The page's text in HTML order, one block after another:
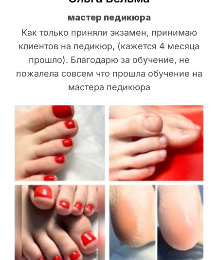
мастер педикюра
Как только приняли экзамен, принимаю
клиентов на педикюр, (кажется 4 месяца
прошло). Благодарю за обучение, не
пожалела совсем что прошла обучение на
мастера педикюра